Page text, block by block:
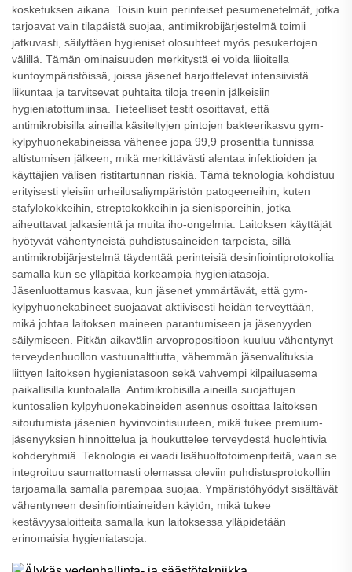
kosketuksen aikana. Toisin kuin perinteiset pesumenetelmät, jotka
tarjoavat vain tilapäistä suojaa, antimikrobijärjestelmä toimii
jatkuvasti, säilyttäen hygieniset olosuhteet myös pesukertojen
välillä. Tämän ominaisuuden merkitystä ei voida liioitella
kuntoympäristöissä, joissa jäsenet harjoittelevat intensiivistä
liikuntaa ja tarvitsevat puhtaita tiloja treenin jälkeisiin
hygieniatottumiinsa. Tieteelliset testit osoittavat, että
antimikrobisilla aineilla käsiteltyjen pintojen bakteerikasvu gym-
kylpyhuonekabineissa vähenee jopa 99,9 prosenttia tunnissa
altistumisen jälkeen, mikä merkittävästi alentaa infektioiden ja
käyttäjien välisen ristitartunnan riskiä. Tämä teknologia kohdistuu
erityisesti yleisiin urheilusaliympäristön patogeeneihin, kuten
stafylokokkeihin, streptokokkeihin ja sienisporeihin, jotka
aiheuttavat jalkasientä ja muita iho-ongelmia. Laitoksen käyttäjät
hyötyvät vähentyneistä puhdistusaineiden tarpeista, sillä
antimikrobijärjestelmä täydentää perinteisiä desinfiointiprotokollia
samalla kun se ylläpitää korkeampia hygieniatasoja.
Jäsenluottamus kasvaa, kun jäsenet ymmärtävät, että gym-
kylpyhuonekabineet suojaavat aktiivisesti heidän terveyttään,
mikä johtaa laitoksen maineen parantumiseen ja jäsenyyden
säilymiseen. Pitkän aikavälin arvopropositioon kuuluu vähentynyt
terveydenhuollon vastuunalttiutta, vähemmän jäsenvalituksia
liittyen laitoksen hygieniatasoon sekä vahvempi kilpailuasema
paikallisilla kuntoalalla. Antimikrobisilla aineilla suojattujen
kuntosalien kylpyhuonekabineiden asennus osoittaa laitoksen
sitoutumista jäsenien hyvinvointisuuteen, mikä tukee premium-
jäsenyyksien hinnoittelua ja houkuttelee terveydestä huolehtivia
kohderyhmiä. Teknologia ei vaadi lisähuoltotoimenpiteitä, vaan se
integroituu saumattomasti olemassa oleviin puhdistusprotokolliin
tarjoamalla samalla parempaa suojaa. Ympäristöhyödyt sisältävät
vähentyneen desinfiointiaineiden käytön, mikä tukee
kestävyysaloitteita samalla kun laitoksessa ylläpidetään
erinomaisia hygieniatasoja.